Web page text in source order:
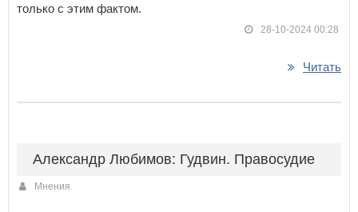
только с этим фактом.
28-10-2024 00:28
Читать
Александр Любимов: Гудвин. Правосудие
Мнения